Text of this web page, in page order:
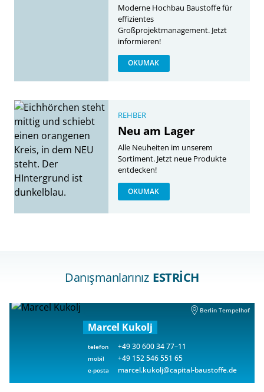
Moderne Hochbau Baustoffe für
effizientes
Großprojektmanagement. Jetzt
informieren!
OKUMAK
REHBER
Neu am Lager
Alle Neuheiten im unserem
Sortiment. Jetzt neue Produkte
entdecken!
OKUMAK
Danışmanlarınız ESTRICH
Berlin Tempelhof
Marcel Kukolj
telefon +49 30 600 34 77–11
mobil +49 152 546 551 65
e-posta marcel.kukolj@capital-baustoffe.de